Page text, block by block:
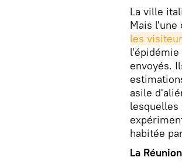
La ville
Mais l'une
les
envoyés.
asile
lesquelles
habitée
La